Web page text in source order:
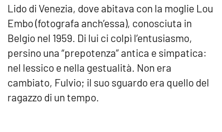
Lido di Venezia, dove abitava con la moglie Lou
Embo (fotografa anch’essa), conosciuta in
Belgio nel 1959. Di lui ci colpì l’entusiasmo,
persino una “prepotenza” antica e simpatica:
nel lessico e nella gestualità. Non era
cambiato, Fulvio; il suo sguardo era quello del
ragazzo di un tempo.